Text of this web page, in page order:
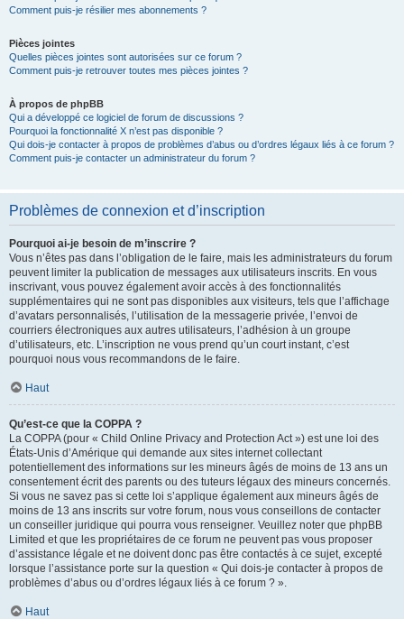
Comment puis-je résilier mes abonnements ?
Pièces jointes
Quelles pièces jointes sont autorisées sur ce forum ?
Comment puis-je retrouver toutes mes pièces jointes ?
À propos de phpBB
Qui a développé ce logiciel de forum de discussions ?
Pourquoi la fonctionnalité X n’est pas disponible ?
Qui dois-je contacter à propos de problèmes d’abus ou d’ordres légaux liés à ce forum ?
Comment puis-je contacter un administrateur du forum ?
Problèmes de connexion et d’inscription
Pourquoi ai-je besoin de m’inscrire ?
Vous n’êtes pas dans l’obligation de le faire, mais les administrateurs du forum
peuvent limiter la publication de messages aux utilisateurs inscrits. En vous
inscrivant, vous pouvez également avoir accès à des fonctionnalités
supplémentaires qui ne sont pas disponibles aux visiteurs, tels que l’affichage
d’avatars personnalisés, l’utilisation de la messagerie privée, l’envoi de
courriers électroniques aux autres utilisateurs, l’adhésion à un groupe
d’utilisateurs, etc. L’inscription ne vous prend qu’un court instant, c’est
pourquoi nous vous recommandons de le faire.
Haut
Qu’est-ce que la COPPA ?
La COPPA (pour « Child Online Privacy and Protection Act ») est une loi des
États-Unis d’Amérique qui demande aux sites internet collectant
potentiellement des informations sur les mineurs âgés de moins de 13 ans un
consentement écrit des parents ou des tuteurs légaux des mineurs concernés.
Si vous ne savez pas si cette loi s’applique également aux mineurs âgés de
moins de 13 ans inscrits sur votre forum, nous vous conseillons de contacter
un conseiller juridique qui pourra vous renseigner. Veuillez noter que phpBB
Limited et que les propriétaires de ce forum ne peuvent pas vous proposer
d’assistance légale et ne doivent donc pas être contactés à ce sujet, excepté
lorsque l’assistance porte sur la question « Qui dois-je contacter à propos de
problèmes d’abus ou d’ordres légaux liés à ce forum ? ».
Haut